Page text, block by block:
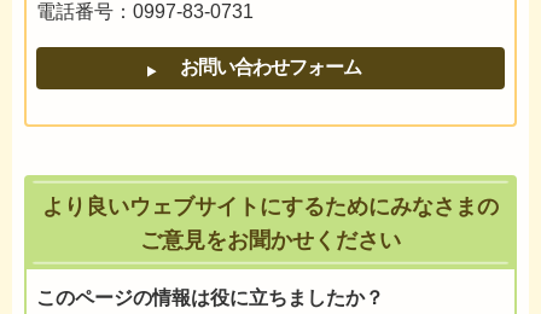
電話番号：0997-83-0731
より良いウェブサイトにするためにみなさまの
ご意見をお聞かせください
このページの情報は役に立ちましたか？